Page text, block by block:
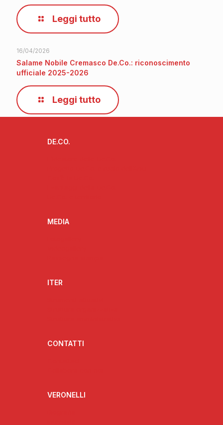
Leggi tutto
16/04/2026
Salame Nobile Cremasco De.Co.: riconoscimento
ufficiale 2025-2026
Leggi tutto
DE.CO.
MEDIA
ITER
CONTATTI
VERONELLI